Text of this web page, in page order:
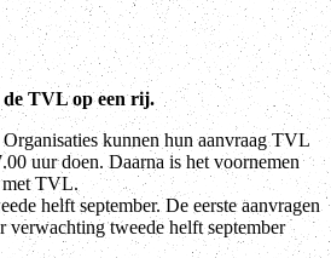
de TVL op een rij.
Organisaties kunnen hun aanvraag TVL
uur doen. Daarna is het voornemen
met TVL.
helft september. De eerste aanvragen
tweede helft september